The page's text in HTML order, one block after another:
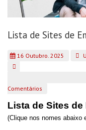
Lista de Sites de
16 Outubro. 2025
Comentários
Lista de Sites de
(Clique nos nomes abaixo